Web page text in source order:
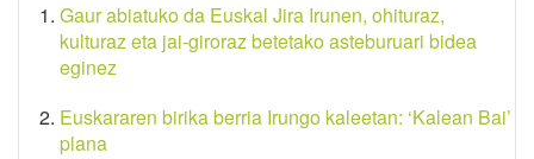
Gaur abiatuko da Euskal Jira Irunen, ohituraz,
kulturaz eta jai-giroraz betetako asteburuari bidea
eginez
Euskararen birika berria Irungo kaleetan: ‘Kalean Bai’
plana